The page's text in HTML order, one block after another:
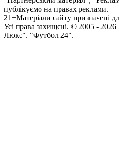
публікуємо на правах реклами.
21+Матеріали сайту призначені
Усi права захищенi. © 2005 - 2026
Люкс". "Футбол 24".